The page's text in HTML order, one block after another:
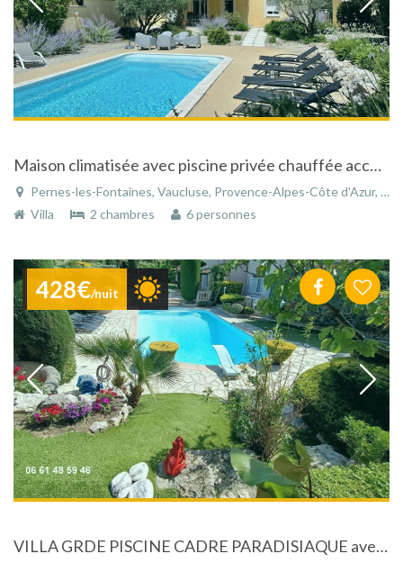
Maison climatisée avec piscine privée chauffée accessible personnes handicapées
Pernes-les-Fontaines, Vaucluse, Provence-Alpes-Côte d'Azur, France
Villa
2 chambres 6 personnes
428€/nuit
VILLA GRDE PISCINE CADRE PARADISIAQUE avec jardin entièrement paysagé dans un cadre de rêve, proche de Sanary sur mer (Var)